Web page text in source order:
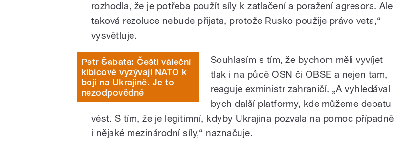
rozhodla, že je potřeba použít síly k zatlačení a poražení agresora. Ale
taková rezoluce nebude přijata, protože Rusko použije právo veta,“
vysvětluje.
Petr Šabata: Čeští váleční
kibicové vyzývají NATO k
boji na Ukrajině. Je to
nezodpovědné
Souhlasím s tím, že bychom měli vyvíjet
tlak i na půdě OSN či OBSE a nejen tam,
reaguje exministr zahraničí. „A vyhledával
bych další platformy, kde můžeme debatu
vést. S tím, že je legitimní, kdyby Ukrajina pozvala na pomoc případně
i nějaké mezinárodní síly,“ naznačuje.